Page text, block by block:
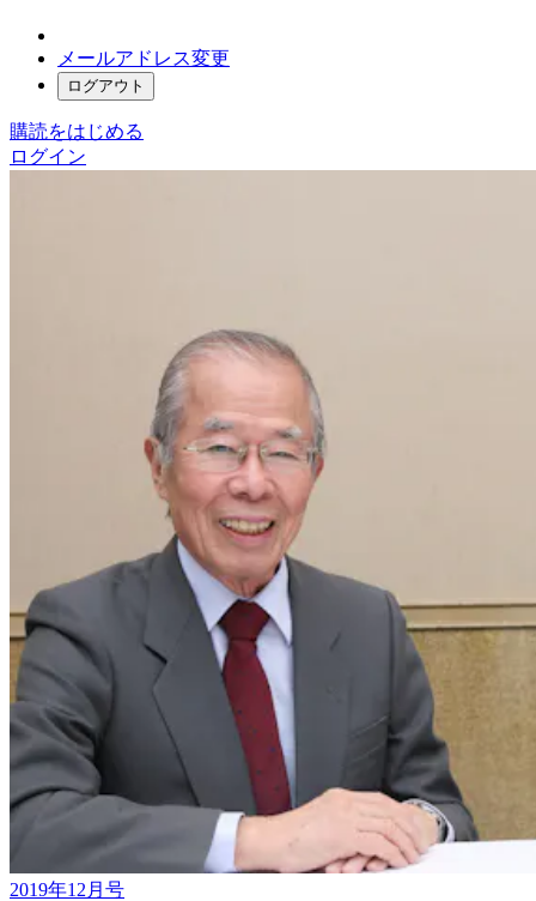
メールアドレス変更
ログアウト
購読をはじめる
ログイン
2019年12月号